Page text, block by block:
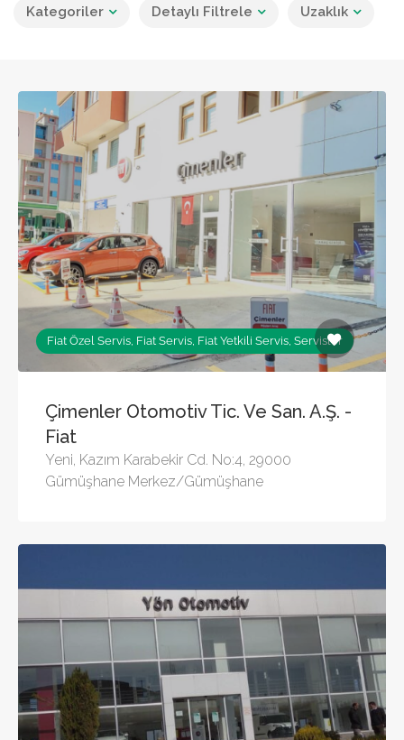
Kategoriler Detaylı Filtrele Uzaklık
Fiat Özel Servis, Fiat Servis, Fiat Yetkili Servis, Servisler
Çimenler Otomotiv Tic. Ve San. A.Ş. -
Fiat
Yeni, Kazım Karabekir Cd. No:4, 29000
Gümüşhane Merkez/Gümüşhane